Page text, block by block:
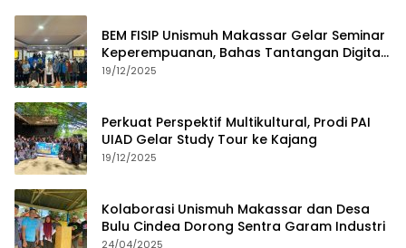
BEM FISIP Unismuh Makassar Gelar Seminar
Keperempuanan, Bahas Tantangan Digital
dan Budaya Lokal
19/12/2025
Perkuat Perspektif Multikultural, Prodi PAI
UIAD Gelar Study Tour ke Kajang
19/12/2025
Kolaborasi Unismuh Makassar dan Desa
Bulu Cindea Dorong Sentra Garam Industri
24/04/2025